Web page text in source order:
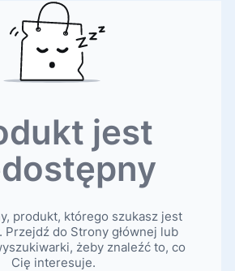
jest
produkt, którego szukasz jest
Przejdź do Strony głównej lub
żeby znaleźć to, co
Cię interesuje.